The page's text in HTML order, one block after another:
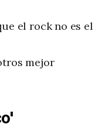
el rock no es el
mejor